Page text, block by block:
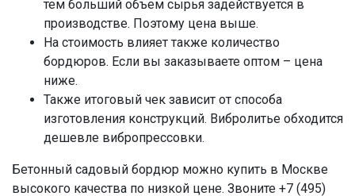
тем больший объем сырья задействуется в
производстве. Поэтому цена выше.
На стоимость влияет также количество
бордюров. Если вы заказываете оптом – цена
ниже.
Также итоговый чек зависит от способа
изготовления конструкций. Вибролитье обходится
дешевле вибропрессовки.
Бетонный садовый бордюр можно купить в Москве
высокого качества по низкой цене. Звоните +7 (495)